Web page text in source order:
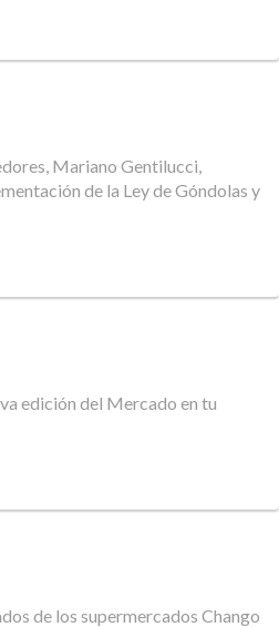
Mariano Gentilucci,
de la Ley de Góndolas y
edición del Mercado en tu
de los supermercados Chango